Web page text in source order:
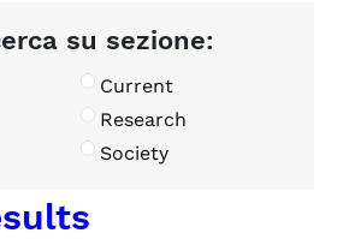
su sezione:
Current
Research
Society